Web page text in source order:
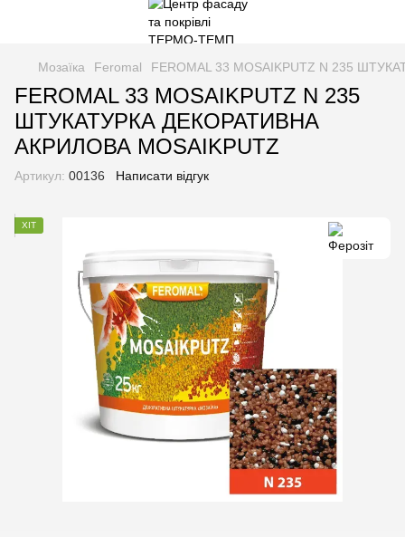
Мозаїка Feromal FEROMAL 33 MOSAIKPUTZ N 235
FEROMAL 33 MOSAIKPUTZ N 235
ШТУКАТУРКА ДЕКОРАТИВНА
АКРИЛОВА MOSAIKPUTZ
Артикул: 00136 Написати відгук
ХІТ